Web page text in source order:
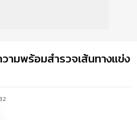
ามพร้อมสำรวจเส้นทางแข่ง